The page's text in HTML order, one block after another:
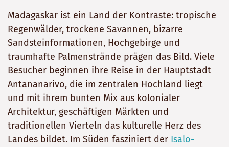
Madagaskar ist ein Land der Kontraste: tropische
Regenwälder, trockene Savannen, bizarre
Sandsteinformationen, Hochgebirge und
traumhafte Palmenstrände prägen das Bild. Viele
Besucher beginnen ihre Reise in der Hauptstadt
Antananarivo, die im zentralen Hochland liegt
und mit ihrem bunten Mix aus kolonialer
Architektur, geschäftigen Märkten und
traditionellen Vierteln das kulturelle Herz des
Landes bildet. Im Süden fasziniert der Isalo-